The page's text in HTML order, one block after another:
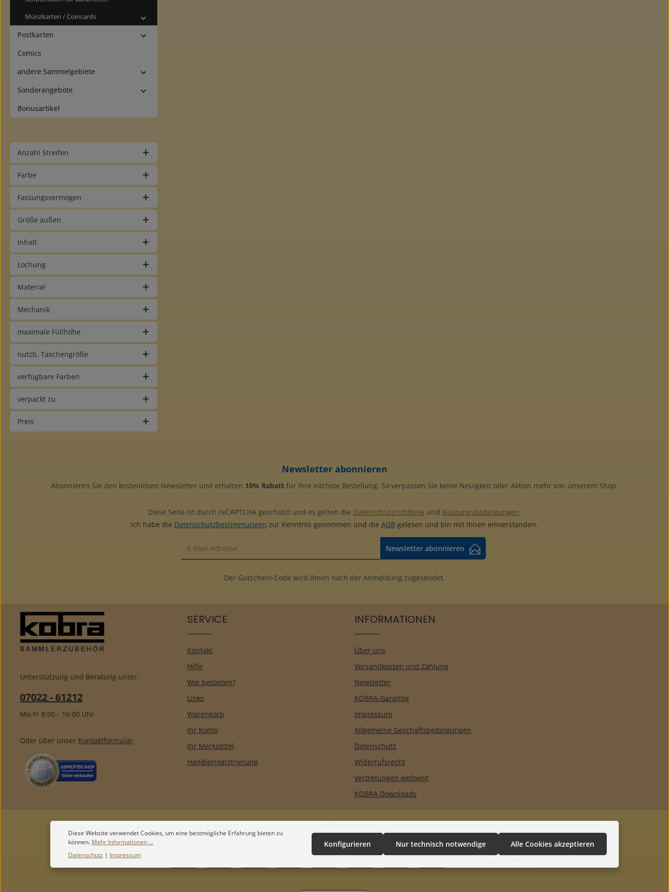
Münzkarten / Coincards
Postkarten
Comics
andere Sammelgebiete
Sonderangebote
Bonusartikel
Anzahl Streifen
Farbe
Fassungsvermögen
Größe außen
Inhalt
Lochung
Material
Mechanik
maximale Füllhöhe
nutzb. Taschengröße
verfügbare Farben
verpackt zu
Preis
Newsletter abonnieren
Abonnieren Sie den kostenlosen Newsletter und erhalten 10% Rabatt für Ihre nächste Bestellung. So verpassen Sie keine Neuigkeit oder Aktion mehr von unserem Shop.
Diese Seite ist durch reCAPTCHA geschützt und es gelten die Datenschutzrichtlinie und Nutzungsbedingungen.
Ich habe die Datenschutzbestimmungen zur Kenntnis genommen und die AGB gelesen und bin mit ihnen einverstanden.
Newsletter abonnieren
Der Gutschein-Code wird Ihnen nach der Anmeldung zugesendet.
Unterstützung und Beratung unter:
07022 - 61212
Mo-Fr 8:00 - 16:00 Uhr
Oder über unser Kontaktformular.
SERVICE
Kontakt
Hilfe
Wie bestellen?
Links
Warenkorb
Ihr Konto
Ihr Merkzettel
Händlerregistrierung
INFORMATIONEN
Über uns
Versandkosten und Zahlung
Newsletter
KOBRA-Garantie
Impressum
Allgemeine Geschäftsbedingungen
Datenschutz
Widerrufsrecht
Vertretungen weltweit
KOBRA Downloads
Diese Website verwendet Cookies, um eine bestmögliche Erfahrung bieten zu
können. Mehr Informationen ...
Datenschutz | Impressum
Nur technisch notwendige
Konfigurieren Alle Cookies akzeptieren